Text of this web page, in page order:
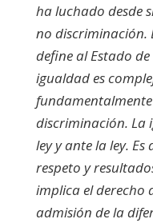
ha luchado desde
no discriminación.
define al Estado
igualdad es
discriminación. La
ley y ante la ley.
respeto y
implica el derecho
admisión de la